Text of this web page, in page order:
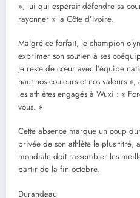
», lui qui espérait défendre sa
rayonner » la Côte d’Ivoire.
Malgré ce forfait, le champion
exprimer son soutien à ses
Je reste de cœur avec l’équipe
haut nos couleurs et nos valeurs
les athlètes engagés à Wuxi : «
vous. »
Cette absence marque un coup
privée de son athlète le plus titré,
mondiale doit rassembler les
partir de la fin octobre.
Durandeau